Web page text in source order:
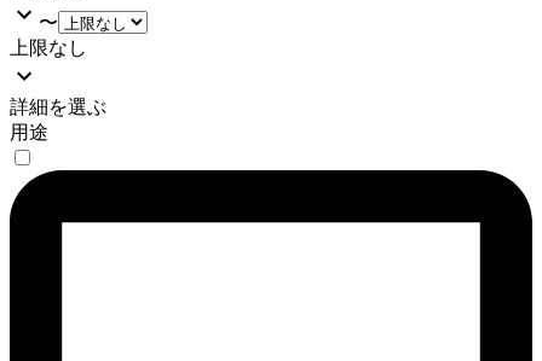
〜
上限なし
詳細を選ぶ
用途